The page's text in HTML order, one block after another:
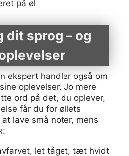
dit sprog – og
ekspert handler også om
oplevelser. Jo mere
ord på det, du oplever,
får du for øllets
lave små noter, mens
let tåget, tæt hvidt